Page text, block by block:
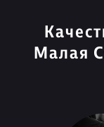
Малая